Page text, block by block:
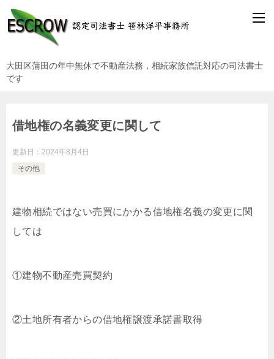
大田区蒲田の年中無休で不動産法務，相続家族信託対応の司法書士
です
借地権の名義変更に関して
更新日： 2024年8月4日
その他
建物相続ではない売買にかかる借地権名義の変更に関
しては
①建物不動産売買契約
②土地所有者からの借地権譲渡承諾書取得